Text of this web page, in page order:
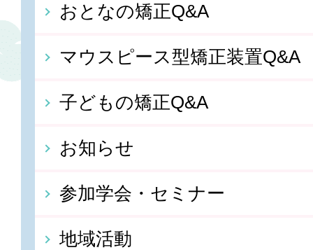
おとなの矯正Q&A
マウスピース型矯正装置Q&A
子どもの矯正Q&A
お知らせ
参加学会・セミナー
地域活動